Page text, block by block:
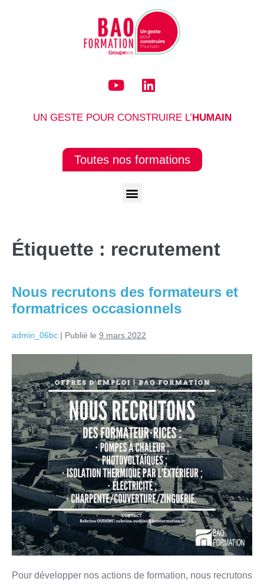
UN GESTE POUR CONSTRUIRE L’HUMAIN
Toutes nos formations
Étiquette : recrutement
Nous recrutons des formateurs et
formatrices occasionnels
admin_06bc | Publié le 9 mars 2022
Pour développer nos actions de formation, nous recrutons